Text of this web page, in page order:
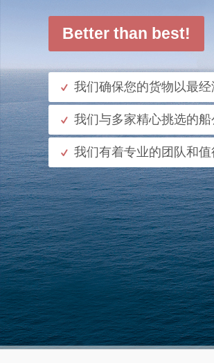
Better than best!
我们确保您的货物以最
我们与多家精心挑选的
我们有着专业的团队和
了解更多